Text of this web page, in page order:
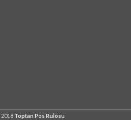
2018Toptan Pos Rulosu